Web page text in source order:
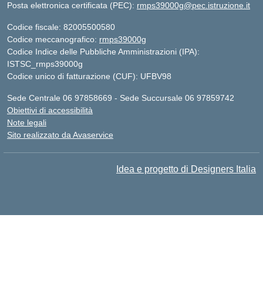
Posta elettronica certificata (PEC): rmps39000g@pec.istruzione.it
Codice fiscale: 82005500580
Codice meccanografico: rmps39000g
Codice Indice delle Pubbliche Amministrazioni (IPA):
ISTSC_rmps39000g
Codice unico di fatturazione (CUF): UFBV98
Sede Centrale 06 97858669 - Sede Succursale 06 97859742
Obiettivi di accessibilità
Note legali
Sito realizzato da Avaservice
Idea e progetto di Designers Italia